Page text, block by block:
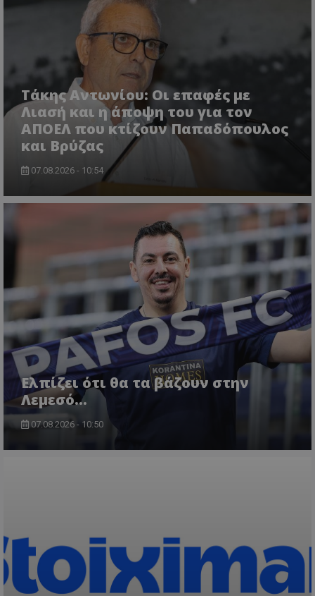
Τάκης Αντωνίου: Οι επαφές με
Λιασή και η άποψη του για τον
ΑΠΟΕΛ που κτίζουν Παπαδόπουλος
και Βρύζας
07.08.2026 - 10:54
Ελπίζει ότι θα τα βάζουν στην
Λεμεσό…
07.08.2026 - 10:50